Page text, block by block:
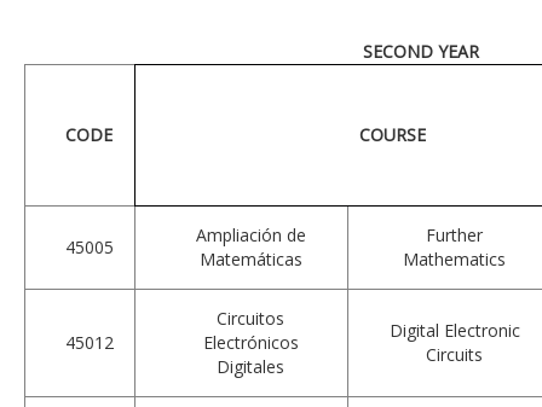
CODE COURSE
45005
Ampliación de
Matemáticas
Further
Mathematics
45012
Circuitos
Electrónicos
Digitales
Digital Electronic
Circuits
SECOND YEAR